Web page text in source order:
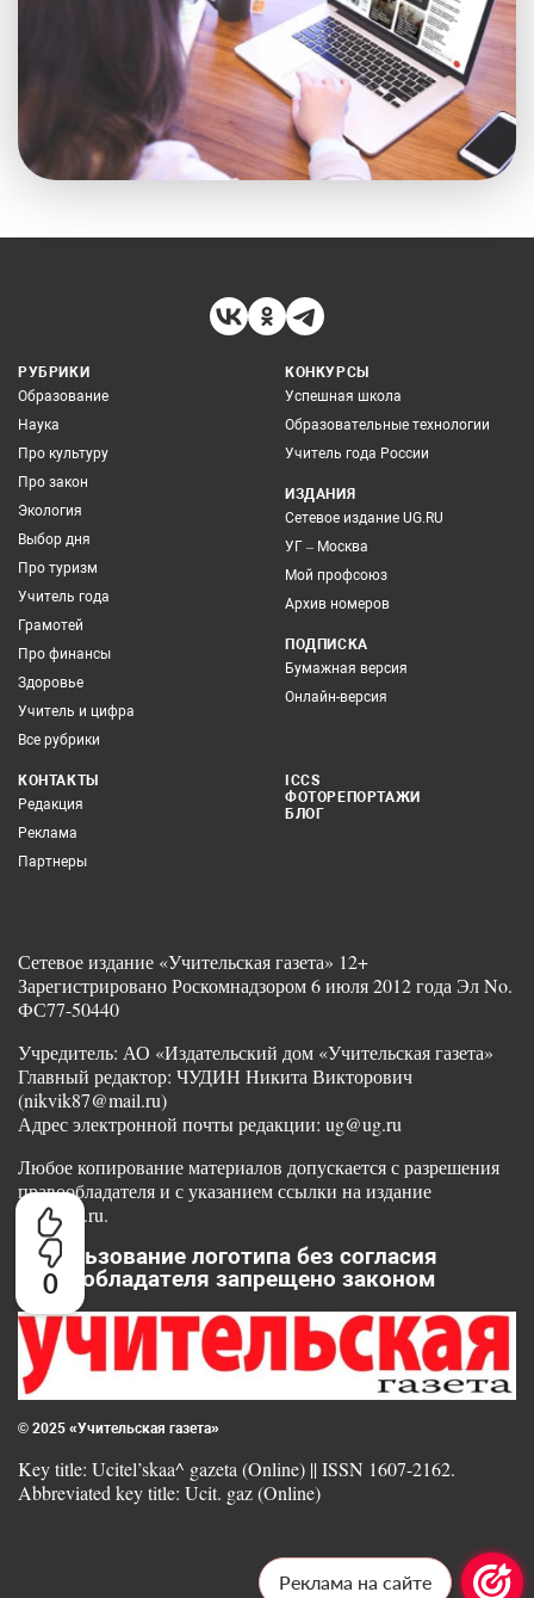
0
РУБРИКИ
Образование
Наука
Про культуру
Про закон
Экология
Выбор дня
Про туризм
Учитель года
Грамотей
Про финансы
Здоровье
Учитель и цифра
Все рубрики
КОНКУРСЫ
Успешная школа
Образовательные технологии
Учитель года России
ИЗДАНИЯ
Сетевое издание UG.RU
УГ – Москва
Мой профсоюз
Архив номеров
ПОДПИСКА
Бумажная версия
Онлайн-версия
КОНТАКТЫ
Редакция
Реклама
Партнеры
ICCS
ФОТОРЕПОРТАЖИ
БЛОГ
Сетевое издание «Учительская газета» 12+
Зарегистрировано Роскомнадзором 6 июля 2012 года Эл No.
ФС77-50440
Учредитель: АО «Издательский дом «Учительская газета»
Главный редактор: ЧУДИН Никита Викторович
(nikvik87@mail.ru)
Адрес электронной почты редакции: ug@ug.ru
Любое копирование материалов допускается с разрешения
правообладателя и с указанием ссылки на издание
www.ug.ru.
Использование логотипа без согласия
правообладателя запрещено законом
© 2025 «Учительская газета»
Key title: Ucitel’skaa^ gazeta (Online) || ISSN 1607-2162.
Abbreviated key title: Ucit. gaz (Online)
Реклама на сайте